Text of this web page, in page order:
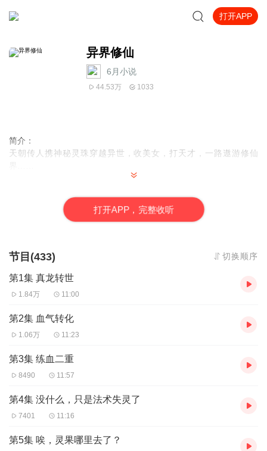
打开APP
异界修仙
6月小说
44.53万 1033
简介：
天朝传人携神秘灵珠穿越异世，收美女，打天才，一路遨游修仙
初学者，较为知名的网络小说作者，6月小说网签约作家，代表作
道然：多年网配经验，有声演播者，演播风格多变，全声线女播，
从养龙开始》，《萌宝三只，总裁爹地请立正》，《龙王别爱
我》，《皇家女侍卫》，《心理破坏师上下部》，《这位先生请自
两手哆嗦：热爱语言艺术，普通话1级乙等。2014《足球宝贝》特约
塑造人物形象。场景描述深刻到位，角色演绎出众，感情丰富，可
塑造各种类型角色。声音特点，老中少皆可，深沉入耳。代表作
《异界修仙 》，《冥界侦探》，《火葬场秘闻录》等。
打开APP，完整收听
节目(433) 切换顺序
第1集 真龙转世
1.84万 11:00
第2集 血气转化
1.06万 11:23
第3集 练血二重
8490 11:57
第4集 没什么，只是法术失灵了
7401 11:16
第5集 唉，灵果哪里去了？